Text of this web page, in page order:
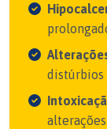
distúrbios